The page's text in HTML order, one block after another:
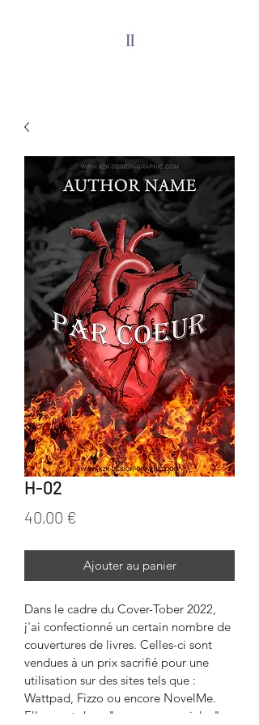
H-02
40,00 €
Ajouter au panier
Dans le cadre du Cover-Tober 2022,
j'ai confectionné un certain nombre de
couvertures de livres. Celles-ci sont
vendues à un prix sacrifié pour une
utilisation sur des sites tels que :
Wattpad, Fizzo ou encore NovelMe.
Elles sont donc "non-commerciales",